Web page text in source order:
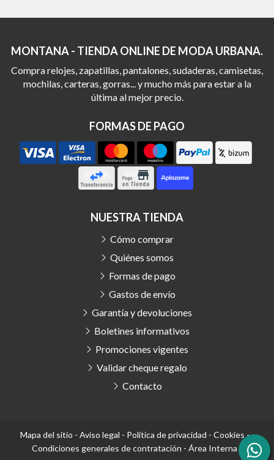
MONTANA - TIENDA ONLINE DE MODA URBANA.
Compra relojes, zapatillas, pantalones, sudaderas, camisetas,
mochilas, carteras, gorras... y mucho más para estar a la
última al mejor precio.
FORMAS DE PAGO
NUESTRA TIENDA
Cómo comprar
Quiénes somos
Formas de pago
Gastos de envío
Garantía y devoluciones
Boletines informativos
Promociones vigentes
Validar cheque regalo
Contacto
Mapa del sitio - Aviso legal - Política de privacidad - Cookies-
Condiciones generales de contratación - Área Interna